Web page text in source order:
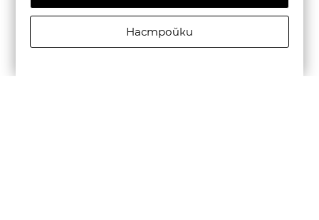
Настройки